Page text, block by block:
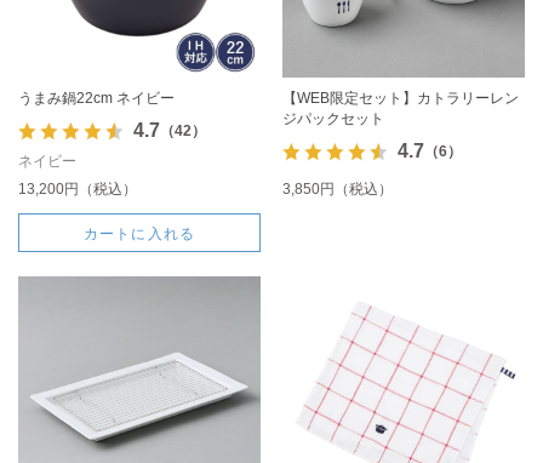
うまみ鍋22cm ネイビー
4.7 （42）
ネイビー
13,200円（税込）
カートに入れる
【WEB限定セット】カトラリーレン
ジパックセット
4.7 （6）
3,850円（税込）